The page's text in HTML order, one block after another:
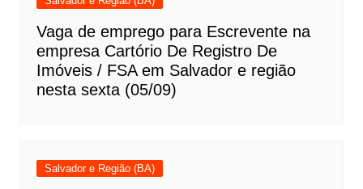
Vaga de emprego para Escrevente na
empresa Cartório De Registro De
Imóveis / FSA em Salvador e região
nesta sexta (05/09)
Salvador e Região (BA)